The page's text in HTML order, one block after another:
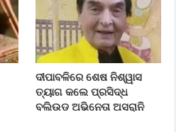
ଦୀପାବଳିରେ ଶେଷ ନିଶ୍ୱାସ
ତ୍ୟାଗ କଲେ ପ୍ରସିଦ୍ଧ
ବଲିଉଡ ଅଭିନେତା ଅସରାନି